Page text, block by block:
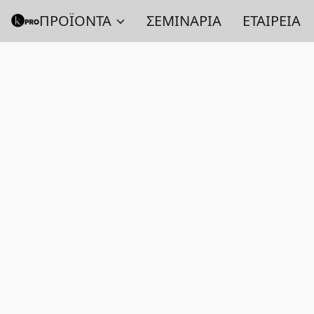
ΠΡΟΪΟΝΤΑ ΣΕΜΙΝΑΡΙΑ ΕΤΑΙΡΕΙΑ